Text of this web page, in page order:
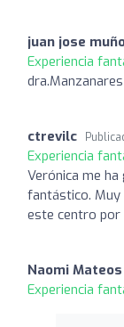
juan jose
Experiencia
dra.Manzanares
ctrevilc
Experiencia
Verónica me
fantástico. Muy
este centro por
Naomi Mateos
Experiencia